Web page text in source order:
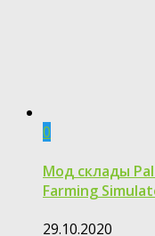
0
Мод склады
Farming
29.10.2020